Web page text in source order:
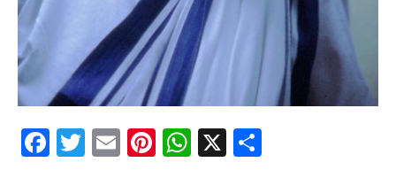
Vrăjitorul Merlin şi
regele Arthur
Şi-a vândut soţia
magie neagră
Facebook
Twitter
EmailPinterest
WhatsApp
X